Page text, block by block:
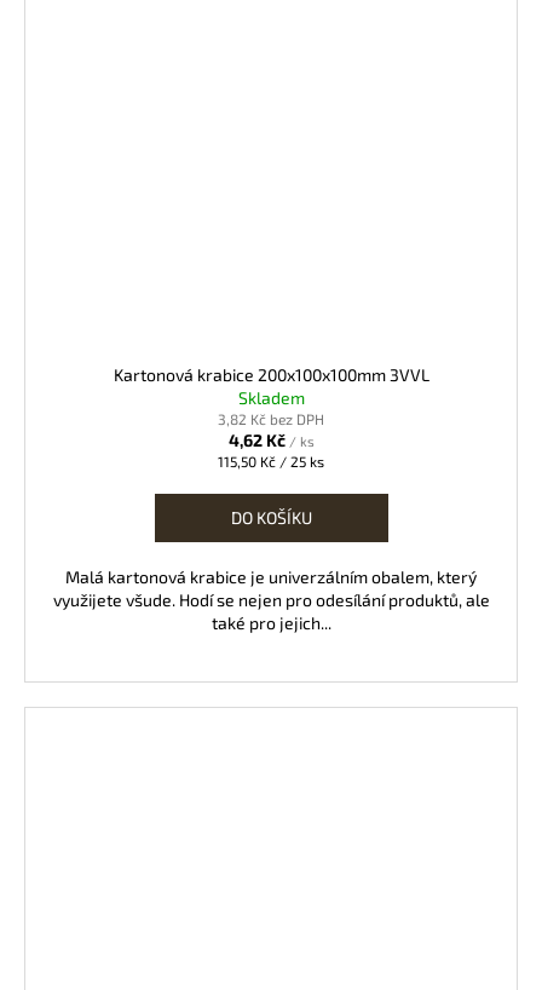
Kartonová krabice 200x100x100mm 3VVL
Skladem
3,82 Kč bez DPH
4,62 Kč / ks
Měrná
115,50 Kč / 25 ks
DO KOŠÍKU
Malá kartonová krabice je univerzálním obalem, který
využijete všude. Hodí se nejen pro odesílání produktů, ale
také pro jejich...